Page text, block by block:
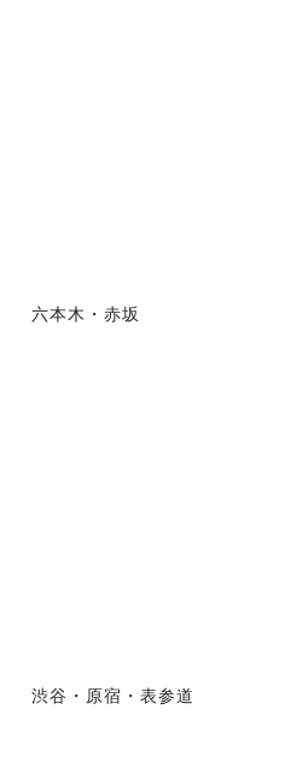
六本木・赤坂
渋谷・原宿・表参道